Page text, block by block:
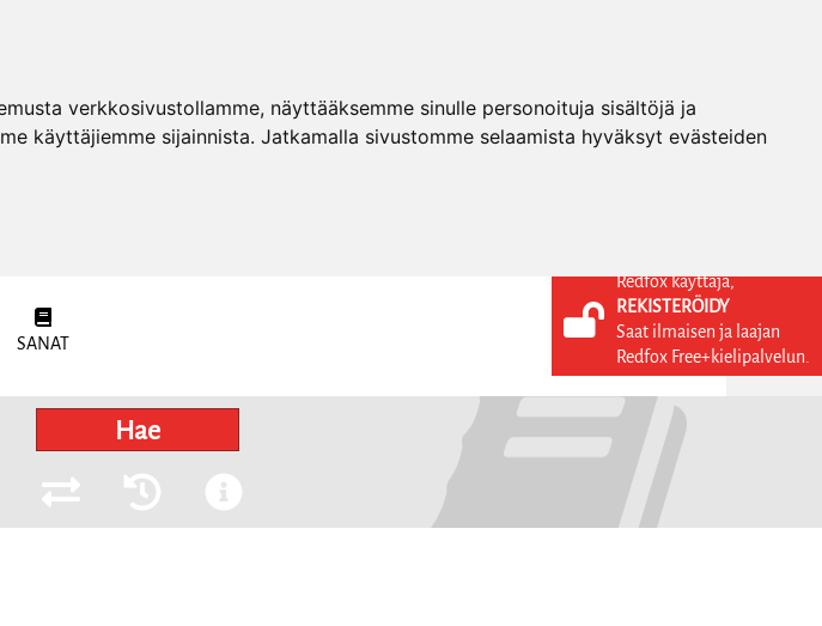
verkkosivustollamme, näyttääksemme sinulle personoituja sisältöjä ja
käyttäjiemme sijainnista. Jatkamalla sivustomme selaamista hyväksyt evästeiden
SANAT
KIRJAUDU SISÄÄN
REKISTERÖIDY
Hae
Redfox käyttäjä,
REKISTERÖIDY
Saat ilmaisen ja laajan
Redfox Free+kielipalvelun.